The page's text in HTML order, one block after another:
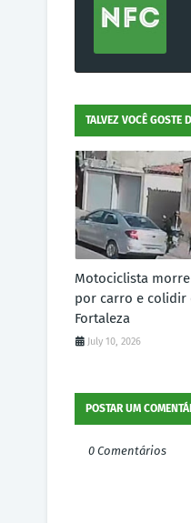
TALVEZ VOCÊ GOSTE
Motociclista
por carro e colidir
Fortaleza
July 10, 2026
POSTAR UM
0 Comentários